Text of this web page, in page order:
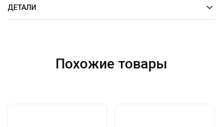
ДЕТАЛИ
Похожие товары